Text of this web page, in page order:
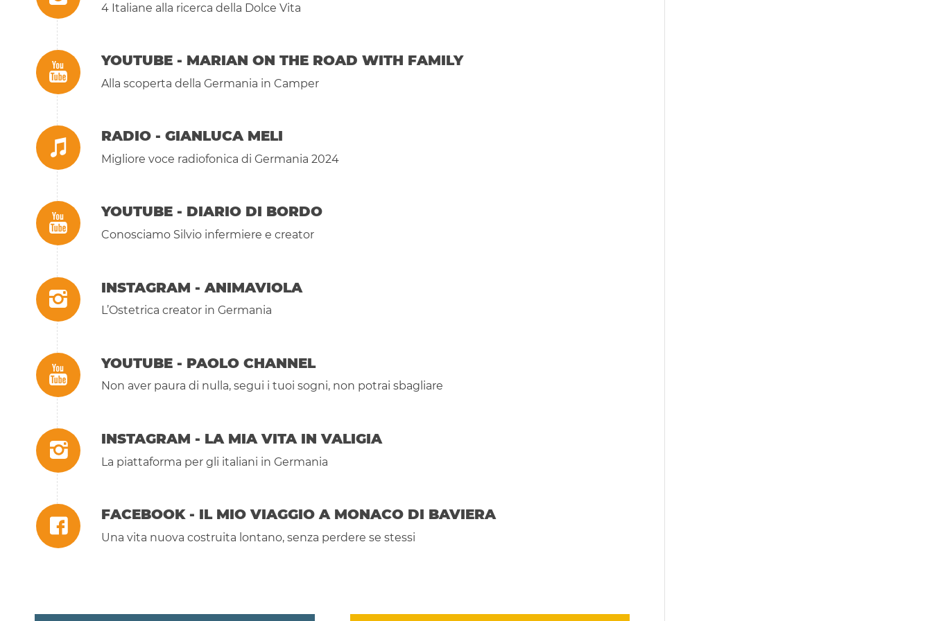
4 Italiane alla ricerca della Dolce Vita
YOUTUBE - MARIAN ON THE ROAD WITH FAMILY
Alla scoperta della Germania in Camper
RADIO - GIANLUCA MELI
Migliore voce radiofonica di Germania 2024
YOUTUBE - DIARIO DI BORDO
Conosciamo Silvio infermiere e creator
INSTAGRAM - ANIMAVIOLA
L’Ostetrica creator in Germania
YOUTUBE - PAOLO CHANNEL
Non aver paura di nulla, segui i tuoi sogni, non potrai sbagliare
INSTAGRAM - LA MIA VITA IN VALIGIA
La piattaforma per gli italiani in Germania
FACEBOOK - IL MIO VIAGGIO A MONACO DI BAVIERA
Una vita nuova costruita lontano, senza perdere se stessi